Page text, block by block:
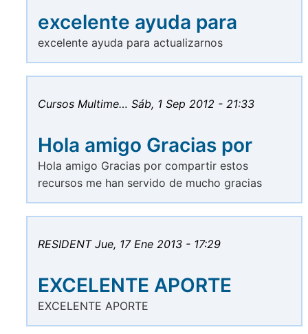
excelente ayuda para
excelente ayuda para actualizarnos
Cursos Multime… Sáb, 1 Sep 2012 - 21:33
Hola amigo Gracias por
Hola amigo Gracias por compartir estos
recursos me han servido de mucho gracias
RESIDENT Jue, 17 Ene 2013 - 17:29
EXCELENTE APORTE
EXCELENTE APORTE